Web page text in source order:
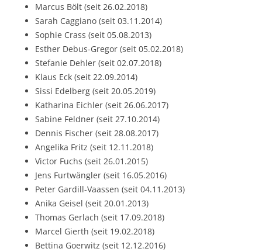
Marcus Bölt (seit 26.02.2018)
Sarah Caggiano (seit 03.11.2014)
Sophie Crass (seit 05.08.2013)
Esther Debus-Gregor (seit 05.02.2018)
Stefanie Dehler (seit 02.07.2018)
Klaus Eck (seit 22.09.2014)
Sissi Edelberg (seit 20.05.2019)
Katharina Eichler (seit 26.06.2017)
Sabine Feldner (seit 27.10.2014)
Dennis Fischer (seit 28.08.2017)
Angelika Fritz (seit 12.11.2018)
Victor Fuchs (seit 26.01.2015)
Jens Furtwängler (seit 16.05.2016)
Peter Gardill-Vaassen (seit 04.11.2013)
Anika Geisel (seit 20.01.2013)
Thomas Gerlach (seit 17.09.2018)
Marcel Gierth (seit 19.02.2018)
Bettina Goerwitz (seit 12.12.2016)